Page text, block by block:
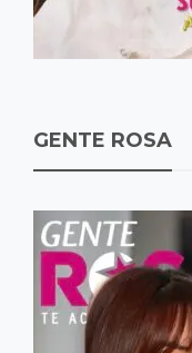
GENTE ROSA